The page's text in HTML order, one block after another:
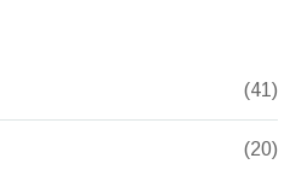
(41)
(20)